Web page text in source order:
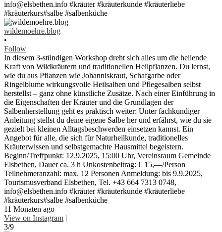
wildemoehre.blog
•
Follow
In diesem 3-stündigen Workshop dreht sich alles um die heilende
Kraft von Wildkräutern und traditionellen Heilpflanzen. Du lernst,
wie du aus Pflanzen wie Johanniskraut, Schafgarbe oder
Ringelblume wirkungsvolle Heilsalben und Pflegesalben selbst
herstellst – ganz ohne künstliche Zusätze. Nach einer Einführung in
die Eigenschaften der Kräuter und die Grundlagen der
Salbenherstellung geht es praktisch weiter: Unter fachkundiger
Anleitung stellst du deine eigene Salbe her und erfährst, wie du sie
gezielt bei kleinen Alltagsbeschwerden einsetzen kannst. Ein
Angebot für alle, die sich für Naturheilkunde, traditionelles
Kräuterwissen und selbstgemachte Hausmittel begeistern.
Beginn/Treffpunkt: 12.9.2025, 15:00 Uhr, Vereinsraum Gemeinde
Elsbethen, Dauer ca. 3 h Unkostenbeitrag: € 15,—/Person
Teilnehmeranzahl: max. 12 Personen Anmeldung: bis 9.9.2025,
Tourismusverband Elsbethen, Tel. +43 664 7313 0748,
info@elsbethen.info #kräuter #kräuterkunde #kräuterliebe
#kräuterkurs#salbe #salbenküche
11 Monaten ago
View on Instagram |
3/9